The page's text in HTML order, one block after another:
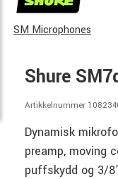
SM Microphones
Shure
Artikkelnummer
Dynamisk
preamp, moving
puffskydd og 3/